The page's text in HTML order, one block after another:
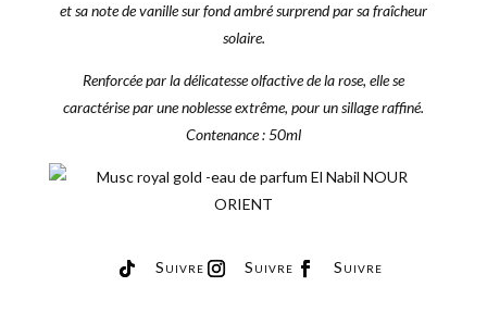
et sa note de vanille sur fond ambré surprend par sa fraîcheur
solaire.
Renforcée par la délicatesse olfactive de la rose, elle se
caractérise par une noblesse extrême, pour un sillage raffiné.
Contenance : 50ml
Suivre Suivre Suivre